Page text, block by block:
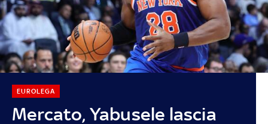
Mercato, Yabusele lascia
EUROLEGA